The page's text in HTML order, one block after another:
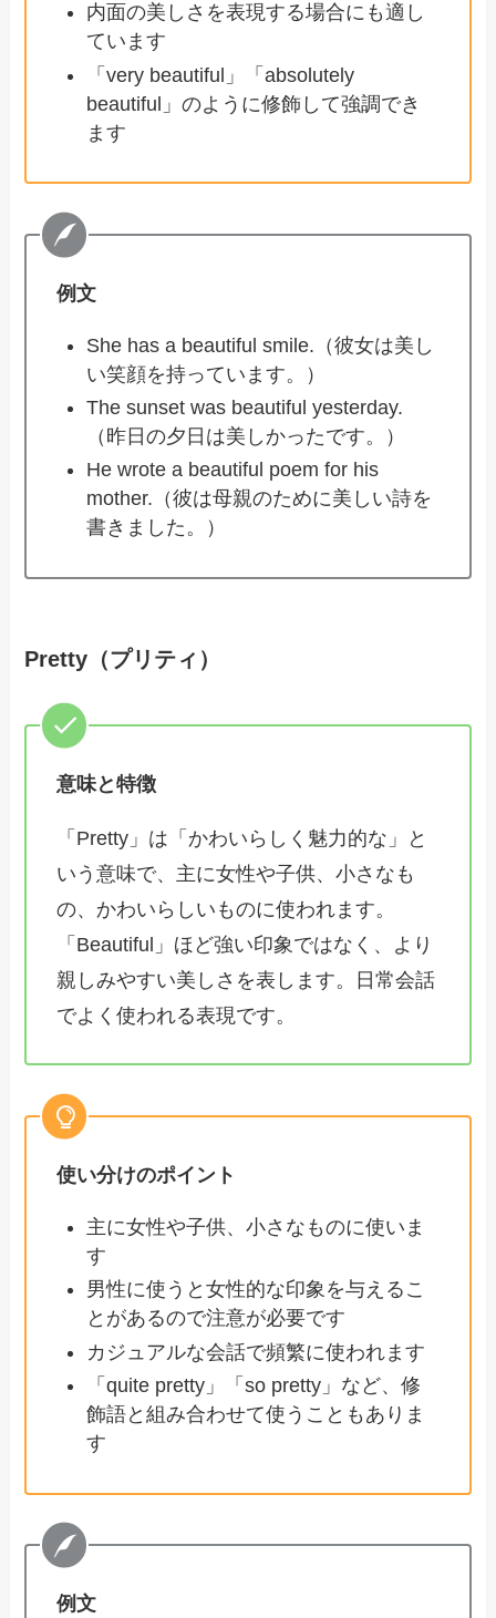
内面の美しさを表現する場合にも適し
ています
「very beautiful」「absolutely
beautiful」のように修飾して強調でき
ます
例文
She has a beautiful smile.（彼女は美し
い笑顔を持っています。）
The sunset was beautiful yesterday.
（昨日の夕日は美しかったです。）
He wrote a beautiful poem for his
mother.（彼は母親のために美しい詩を
書きました。）
Pretty（プリティ）
意味と特徴
「Pretty」は「かわいらしく魅力的な」と
いう意味で、主に女性や子供、小さなも
の、かわいらしいものに使われます。
「Beautiful」ほど強い印象ではなく、より
親しみやすい美しさを表します。日常会話
でよく使われる表現です。
使い分けのポイント
主に女性や子供、小さなものに使いま
す
男性に使うと女性的な印象を与えるこ
とがあるので注意が必要です
カジュアルな会話で頻繁に使われます
「quite pretty」「so pretty」など、修
飾語と組み合わせて使うこともありま
す
例文